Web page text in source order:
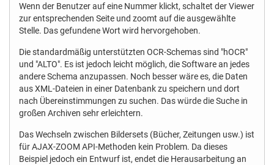
Wenn der Benutzer auf eine Nummer klickt, schaltet der Viewer
zur entsprechenden Seite und zoomt auf die ausgewählte
Stelle. Das gefundene Wort wird hervorgehoben.
Die standardmäßig unterstützten OCR-Schemas sind "hOCR"
und "ALTO". Es ist jedoch leicht möglich, die Software an jedes
andere Schema anzupassen. Noch besser wäre es, die Daten
aus XML-Dateien in einer Datenbank zu speichern und dort
nach Übereinstimmungen zu suchen. Das würde die Suche in
großen Archiven sehr erleichtern.
Das Wechseln zwischen Bildersets (Bücher, Zeitungen usw.) ist
für AJAX-ZOOM API-Methoden kein Problem. Da dieses
Beispiel jedoch ein Entwurf ist, endet die Herausarbeitung an